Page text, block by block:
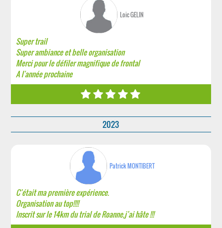
Loic GELIN
Super trail
Super ambiance et belle organisation
Merci pour le défiler magnifique de frontal
A l'année prochaine
2023
Patrick MONTIBERT
C’était ma première expérience.
Organisation au top!!!!
Inscrit sur le 14km du trial de Roanne,j’ai hâte !!!